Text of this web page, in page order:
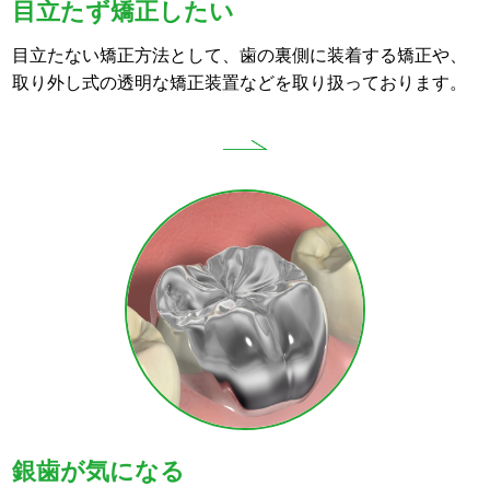
目立たず矯正したい
目立たない矯正方法として、歯の裏側に装着する矯正や、
取り外し式の透明な矯正装置などを取り扱っております。
銀歯が気になる